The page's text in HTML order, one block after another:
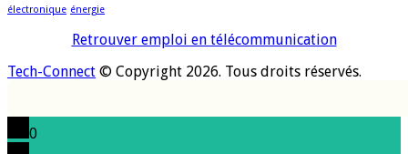
électronique énergie
Retrouver emploi en télécommunication
Tech-Connect © Copyright 2026. Tous droits réservés.
0